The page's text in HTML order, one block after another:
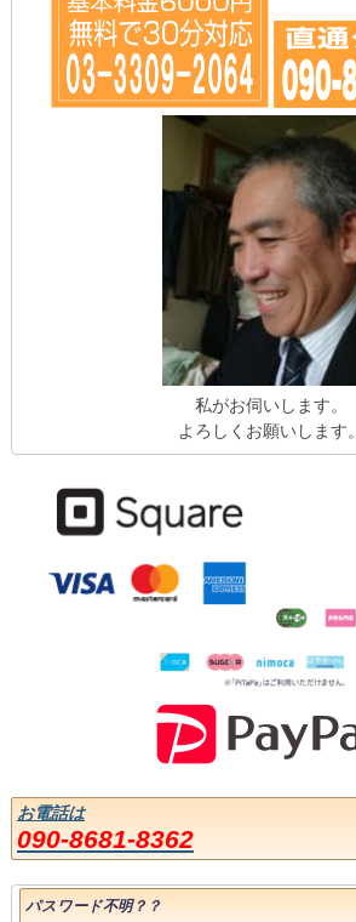
私がお伺いします。
よろしくお願いします。
お電話は
090-8681-8362
パスワード不明？？